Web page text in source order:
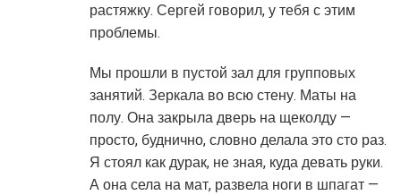
растяжку. Сергей говорил, у тебя с этим
проблемы.
Мы прошли в пустой зал для групповых
занятий. Зеркала во всю стену. Маты на
полу. Она закрыла дверь на щеколду —
просто, буднично, словно делала это сто раз.
Я стоял как дурак, не зная, куда девать руки.
А она села на мат, развела ноги в шпагат —